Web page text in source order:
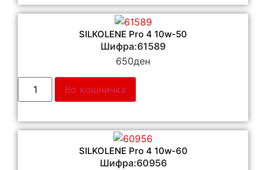
SILKOLENE Pro 4 10w-50
Шифра:61589
650ден
Во кошничка
SILKOLENE Pro 4 10w-60
Шифра:60956